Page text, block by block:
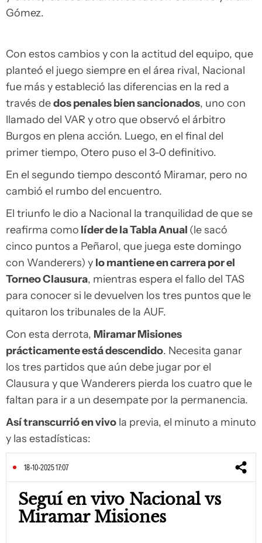
Gómez.
Con estos cambios y con la actitud del equipo, que
planteó el juego siempre en el área rival, Nacional
fue más y estableció las diferencias en la red a
través dedos penales bien sancionados, uno con
llamado del VAR y otro que observó el árbitro
Burgos en plena acción. Luego, en el final del
primer tiempo, Otero puso el 3-0 definitivo.
En el segundo tiempo descontó Miramar, pero no
cambió el rumbo del encuentro.
El triunfo le dio a Nacional la tranquilidad de que se
reafirma como líder de la Tabla Anual (le sacó
cinco puntos a Peñarol, que juega este domingo
con Wanderers) y lo mantiene en carrera por el
Torneo Clausura, mientras espera el fallo del TAS
para conocer si le devuelven los tres puntos que le
quitaron los tribunales de la AUF.
Con esta derrota, Miramar Misiones
prácticamente está descendido. Necesita ganar
los tres partidos que aún debe jugar por el
Clausura y que Wanderers pierda los cuatro que le
faltan para ir a un desempate por la permanencia.
Así transcurrió en vivo la previa, el minuto a minuto
y las estadísticas:
18-10-2025 17:07
Seguí en vivo Nacional vs
Miramar Misiones